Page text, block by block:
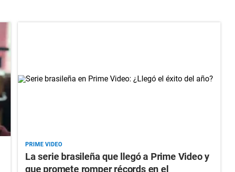
PRIME VIDEO
La serie brasileña que llegó a Prime Video y
que promete romper récords en el